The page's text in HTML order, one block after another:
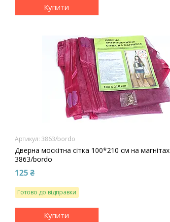
Купити
3863/bordo
Дверна москітна сітка 100*210 см на магнітах
3863/bordo
125 ₴
Готово до відправки
Купити